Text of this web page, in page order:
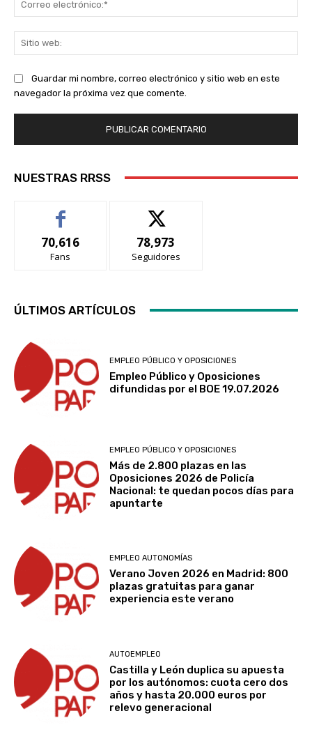
Guardar mi nombre, correo electrónico y sitio web en este
navegador la próxima vez que comente.
NUESTRAS RRSS
70,616
Fans
78,973
Seguidores
ÚLTIMOS ARTÍCULOS
EMPLEO PÚBLICO Y OPOSICIONES
Empleo Público y Oposiciones
difundidas por el BOE 19.07.2026
EMPLEO PÚBLICO Y OPOSICIONES
Más de 2.800 plazas en las
Oposiciones 2026 de Policía
Nacional: te quedan pocos días para
apuntarte
EMPLEO AUTONOMÍAS
Verano Joven 2026 en Madrid: 800
plazas gratuitas para ganar
experiencia este verano
AUTOEMPLEO
Castilla y León duplica su apuesta
por los autónomos: cuota cero dos
años y hasta 20.000 euros por
relevo generacional